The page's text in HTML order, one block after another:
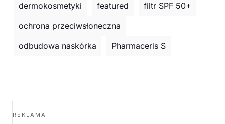
dermokosmetyki
featured
filtr SPF 50+
ochrona przeciwsłoneczna
odbudowa naskórka
Pharmaceris S
REKLAMA